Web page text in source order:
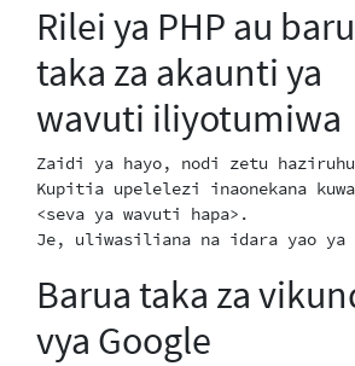
Rilei ya PHP au
taka za akaunti ya
wavuti iliyotumiwa
Zaidi ya hayo, nodi zetu
Kupitia upelelezi inaonekana
<seva ya wavuti hapa>.
Barua taka za
vya Google